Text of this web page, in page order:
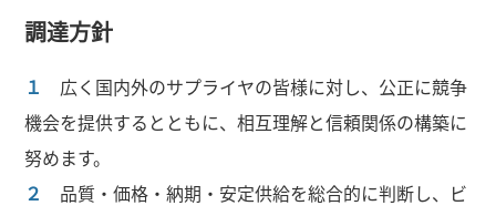
調達方針
１
広く国内外のサプライヤの皆様に対し、公正に競争
機会を提供するとともに、相互理解と信頼関係の構築に
努めます。
２
品質・価格・納期・安定供給を総合的に判断し、ビ